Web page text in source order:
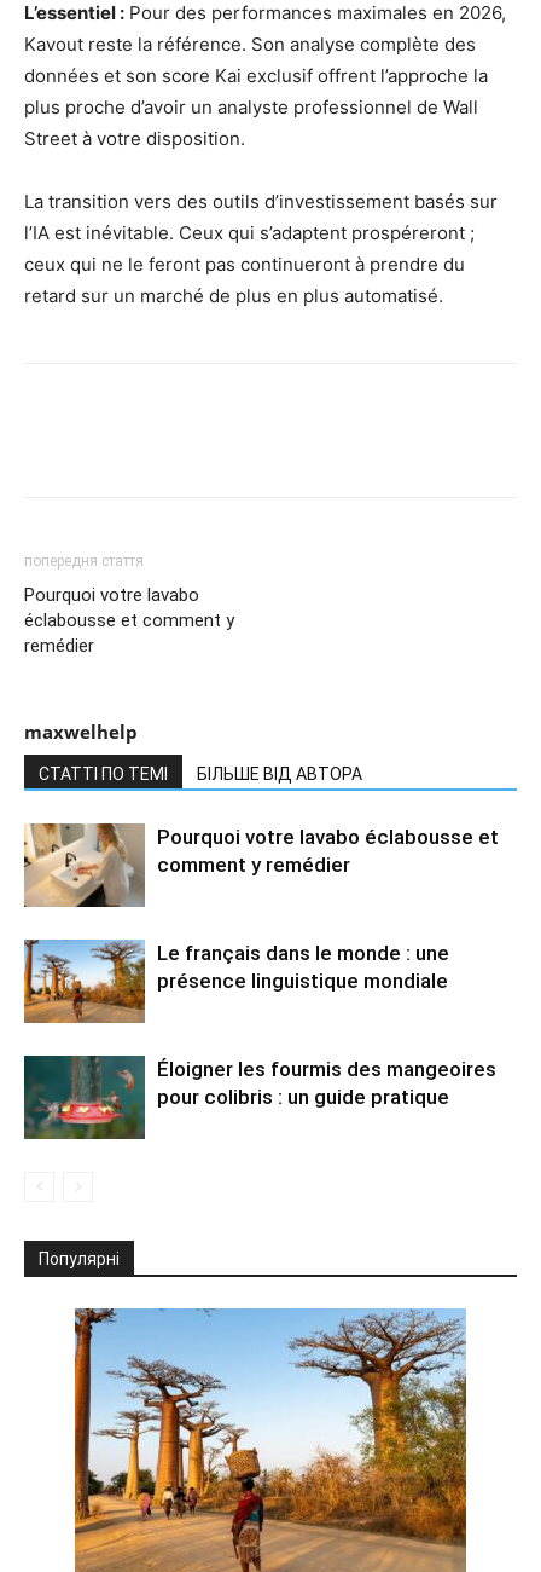
L’essentiel : Pour des performances maximales en 2026,
Kavout reste la référence. Son analyse complète des
données et son score Kai exclusif offrent l’approche la
plus proche d’avoir un analyste professionnel de Wall
Street à votre disposition.
La transition vers des outils d’investissement basés sur
l’IA est inévitable. Ceux qui s’adaptent prospéreront ;
ceux qui ne le feront pas continueront à prendre du
retard sur un marché de plus en plus automatisé.
попередня стаття
Pourquoi votre lavabo
éclabousse et comment y
remédier
maxwelhelp
СТАТТІ ПО ТЕМІ БІЛЬШЕ ВІД АВТОРА
Pourquoi votre lavabo éclabousse et
comment y remédier
Le français dans le monde : une
présence linguistique mondiale
Éloigner les fourmis des mangeoires
pour colibris : un guide pratique
Популярні